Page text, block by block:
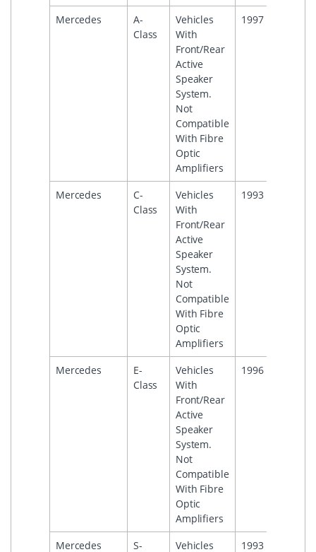
Mercedes
A-
Class
Vehicles
With
Front/Rear
Active
Speaker
System.
Not
Compatible
With Fibre
Optic
Amplifiers
1997
Mercedes
C-
Class
Vehicles
With
Front/Rear
Active
Speaker
System.
Not
Compatible
With Fibre
Optic
Amplifiers
1993
Mercedes
E-
Class
Vehicles
With
Front/Rear
Active
Speaker
System.
Not
Compatible
With Fibre
Optic
Amplifiers
1996
Mercedes S- Vehicles 1993